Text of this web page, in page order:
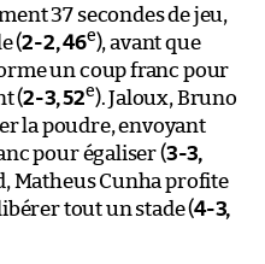
37 secondes de jeu,
(2-2, 46e), avant que
un coup franc pour
(2-3, 52e). Jaloux, Bruno
la poudre, envoyant
pour égaliser (3-3,
Matheus Cunha profite
tout un stade (4-3,